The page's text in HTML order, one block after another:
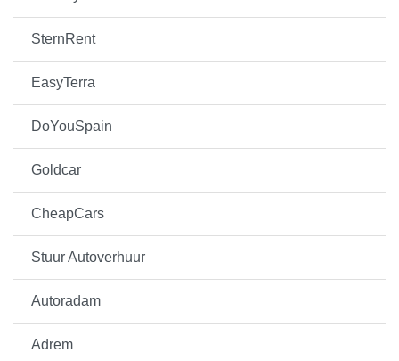
SternRent
EasyTerra
DoYouSpain
Goldcar
CheapCars
Stuur Autoverhuur
Autoradam
Adrem